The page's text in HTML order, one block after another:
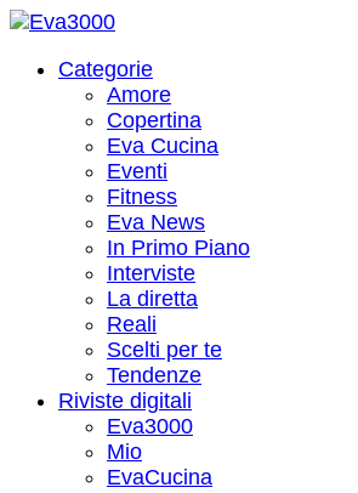
Categorie
Amore
Copertina
Eva Cucina
Eventi
Fitness
Eva News
In Primo Piano
Interviste
La diretta
Reali
Scelti per te
Tendenze
Riviste digitali
Eva3000
Mio
EvaCucina